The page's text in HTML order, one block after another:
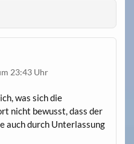
23:43 Uhr
was sich die
nicht bewusst, dass der
auch durch Unterlassung